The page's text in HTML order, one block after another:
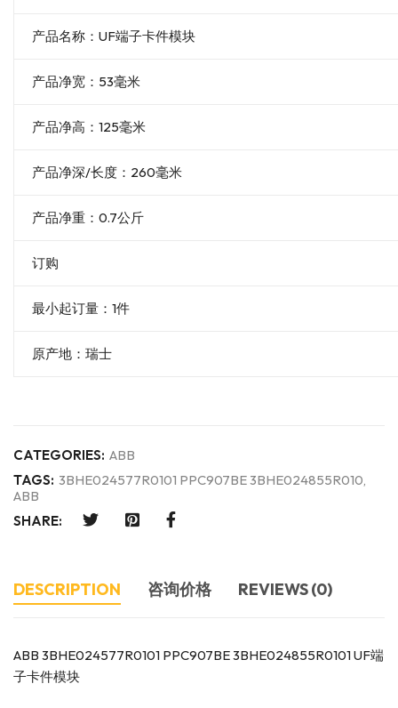
产品名称：UF端子卡件模块
产品净宽：53毫米
产品净高：125毫米
产品净深/长度：260毫米
产品净重：0.7公斤
订购
最小起订量：1件
原产地：瑞士
CATEGORIES: ABB
TAGS: 3BHE024577R0101 PPC907BE 3BHE024855R010,
ABB
SHARE:
DESCRIPTION 咨询价格 REVIEWS (0)
ABB 3BHE024577R0101 PPC907BE 3BHE024855R0101 UF端
子卡件模块